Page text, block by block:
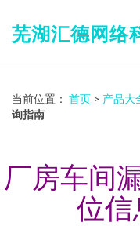
芜湖汇德网络
当前位置： 首页 > 产品大
询指南
厂房车间
位